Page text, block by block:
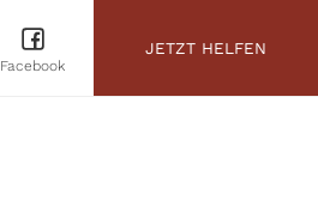
JETZT HELFEN
Facebook